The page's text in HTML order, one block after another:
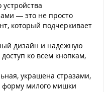
— это не просто
который подчеркивает
дизайн и надежную
ко всем кнопкам,
украшена стразами,
милого мишки